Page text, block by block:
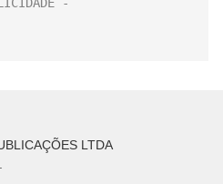
LTDA